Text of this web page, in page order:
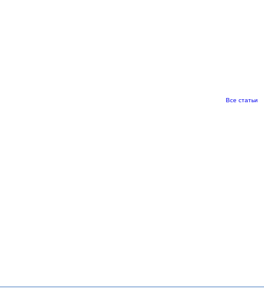
Все статьи